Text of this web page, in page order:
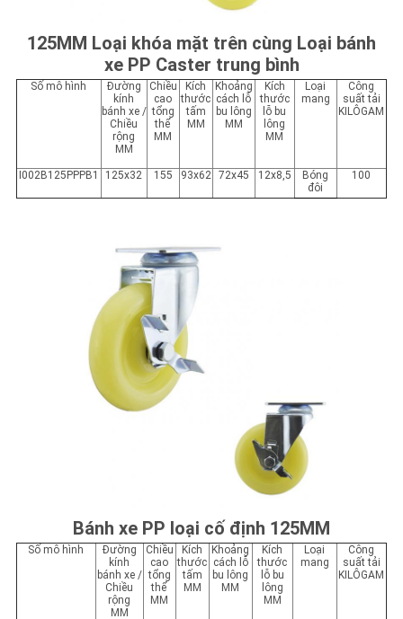
125MM Loại khóa mặt trên cùng Loại bánh
xe PP Caster trung bình
Số mô hình
Đường
kính
bánh xe /
Chiều
rộng
MM
Chiều
cao
tổng
thể
MM
Kích
thước
tấm
MM
Khoảng
cách lỗ
bu lông
MM
Kích
thước
lỗ bu
lông
MM
Loại
mang
Công
suất tải
KILÔGAM
I002B125PPPB1 125x32 155 93x62 72x45 12x8,5
Bóng
đôi
100
Bánh xe PP loại cố định 125MM
Số mô hình
Đường
kính
bánh xe /
Chiều
rộng
MM
Chiều
cao
tổng
thể
MM
Kích
thước
tấm
MM
Khoảng
cách lỗ
bu lông
MM
Kích
thước
lỗ bu
lông
MM
Loại
mang
Công
suất tải
KILÔGAM